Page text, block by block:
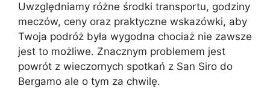
Uwzględniamy różne środki transportu, godziny
meczów, ceny oraz praktyczne wskazówki, aby
Twoja podróż była wygodna chociaż nie zawsze
jest to możliwe. Znacznym problemem jest
powrót z wieczornych spotkań z San Siro do
Bergamo ale o tym za chwilę.